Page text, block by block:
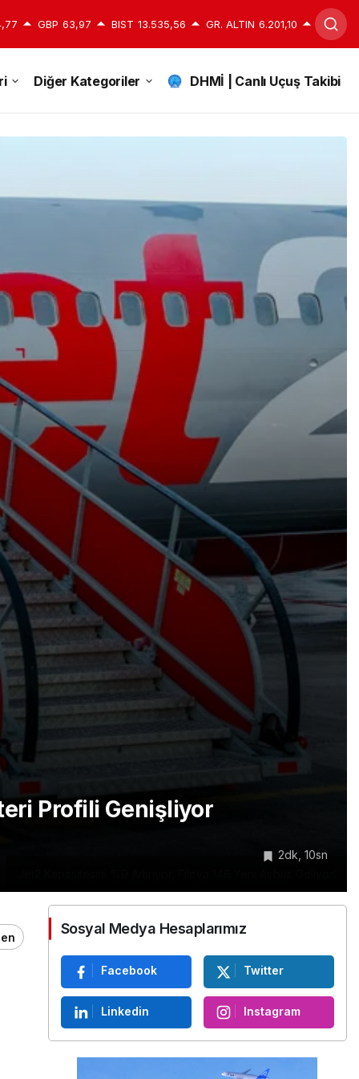
GBP 63,97 BIST 13.535,56 GR. ALTIN 6.201,10
Diğer Kategoriler DHMİ | Canlı Uçuş Takibi
Profili Genişliyor
2dk, 10sn
Sosyal Medya Hesaplarımız
Facebook Twitter
Linkedin Instagram